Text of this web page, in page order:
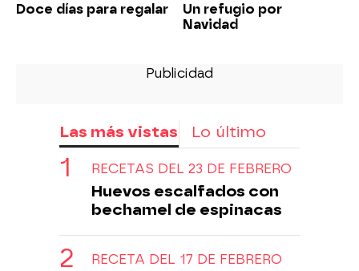
Doce días para regalar
Un refugio por
Navidad
Las más vistas Lo último
RECETAS DEL 23 DE FEBRERO
Huevos escalfados con
bechamel de espinacas
RECETA DEL 17 DE FEBRERO